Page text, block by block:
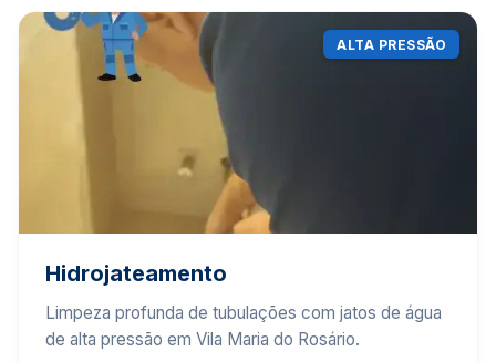
ALTA PRESSÃO
Hidrojateamento
Limpeza profunda de tubulações com jatos de água
de alta pressão em Vila Maria do Rosário.